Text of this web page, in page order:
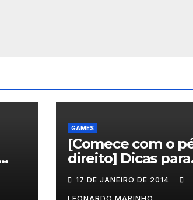
GAMES
[Comece com o
direito] Dicas para
quem vai jogar
Sleeping Dogs
17 DE JANEIRO DE 2014